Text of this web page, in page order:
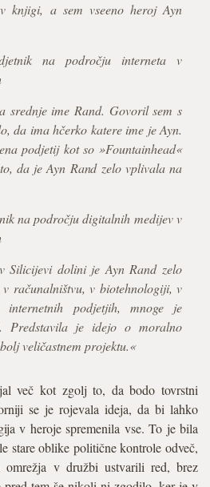
knjigi, a sem vseeno heroj Ayn
na področju interneta v
srednje ime Rand. Govoril sem s
da ima hčerko katere ime je Ayn.
podjetij kot so »Fountainhead«
da je Ayn Rand zelo vplivala na
na področju digitalnih medijev v
Silicijevi dolini je Ayn Rand zelo
računalništvu, v biotehnologiji, v
podjetjih, mnoge je
Predstavila je idejo o moralno
veličastnem projektu.«
več kot zgolj to, da bodo tovrstni
se je rojevala ideja, da bi lahko
v heroje spremenila vse. To je bila
stare oblike politične kontrole odveč,
omrežja v družbi ustvarili red, brez